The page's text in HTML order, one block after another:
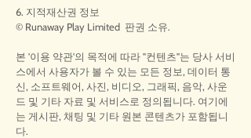
6. 지적재산권 정보
© Runaway Play Limited 판권 소유.
본 '이용 약관'의 목적에 따라 "컨텐츠"는 당사 서비
스에서 사용자가 볼 수 있는 모든 정보, 데이터 통
신, 소프트웨어, 사진, 비디오, 그래픽, 음악, 사운
드 및 기타 자료 및 서비스로 정의됩니다. 여기에
는 게시판, 채팅 및 기타 원본 콘텐츠가 포함됩니
다.